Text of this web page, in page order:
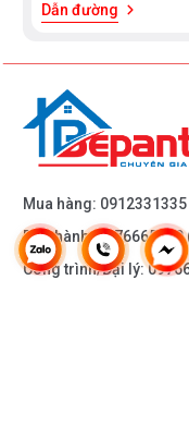
Dẫn đường
Mua hàng: 0912331335
Bảo hành:0976665669
Công trình/Đại lý: